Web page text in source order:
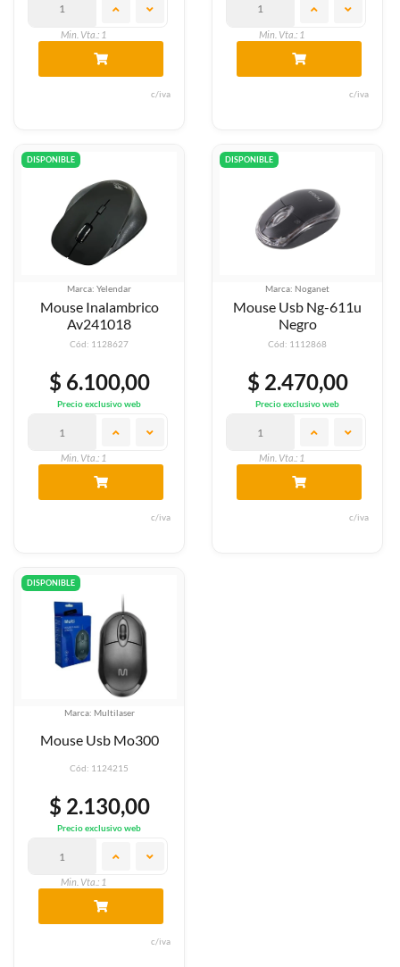
Min. Vta.: 1
c/iva
Min. Vta.: 1
c/iva
DISPONIBLE
Marca: Yelendar
Mouse Inalambrico
Av241018
Cód: 1128627
$ 6.100,00
Precio exclusivo web
Min. Vta.: 1
c/iva
DISPONIBLE
Marca: Noganet
Mouse Usb Ng-611u
Negro
Cód: 1112868
$ 2.470,00
Precio exclusivo web
Min. Vta.: 1
c/iva
DISPONIBLE
Marca: Multilaser
Mouse Usb Mo300
Cód: 1124215
$ 2.130,00
Precio exclusivo web
Min. Vta.: 1
c/iva